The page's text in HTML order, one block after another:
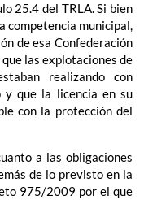
25.4 del TRLA. Si bien
competencia municipal,
de esa Confederación
las explotaciones de
realizando con
y que la licencia en su
con la protección del
a las obligaciones
de lo previsto en la
975/2009 por el que